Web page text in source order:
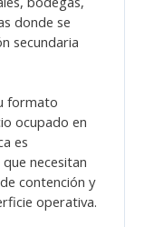
donde se
secundaria
formato
ocupado en
es
necesitan
contención y
operativa.